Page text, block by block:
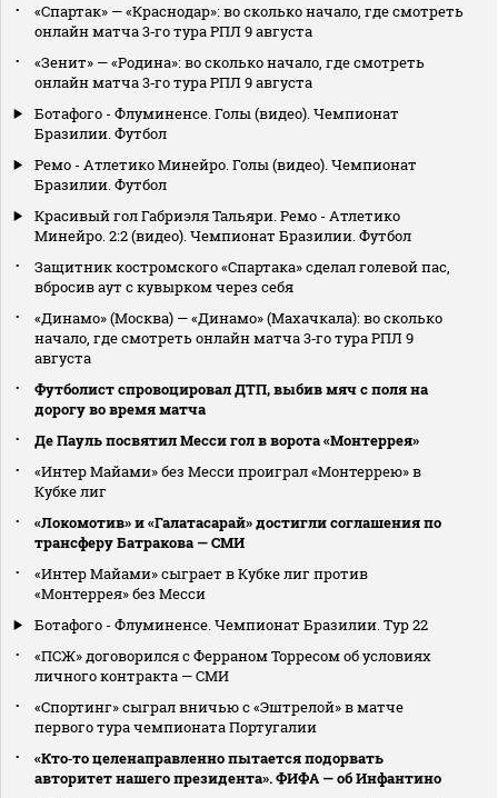
«Спартак» — «Краснодар»: во сколько начало, где смотреть
онлайн матча 3‑го тура РПЛ 9 августа
«Зенит» — «Родина»: во сколько начало, где смотреть
онлайн матча 3‑го тура РПЛ 9 августа
Ботафого - Флуминенсе. Голы (видео). Чемпионат
Бразилии. Футбол
Ремо - Атлетико Минейро. Голы (видео). Чемпионат
Бразилии. Футбол
Красивый гол Габриэля Тальяри. Ремо - Атлетико
Минейро. 2:2 (видео). Чемпионат Бразилии. Футбол
Защитник костромского «Спартака» сделал голевой пас,
вбросив аут с кувырком через себя
«Динамо» (Москва) — «Динамо» (Махачкала): во сколько
начало, где смотреть онлайн матча 3‑го тура РПЛ 9
августа
Футболист спровоцировал ДТП, выбив мяч с поля на
дорогу во время матча
Де Пауль посвятил Месси гол в ворота «Монтеррея»
«Интер Майами» без Месси проиграл «Монтеррею» в
Кубке лиг
«Локомотив» и «Галатасарай» достигли соглашения по
трансферу Батракова — СМИ
«Интер Майами» сыграет в Кубке лиг против
«Монтеррея» без Месси
Ботафого - Флуминенсе. Чемпионат Бразилии. Тур 22
«ПСЖ» договорился с Ферраном Торресом об условиях
личного контракта — СМИ
«Спортинг» сыграл вничью с «Эштрелой» в матче
первого тура чемпионата Португалии
«Кто‑то целенаправленно пытается подорвать
авторитет нашего президента». ФИФА — об Инфантино